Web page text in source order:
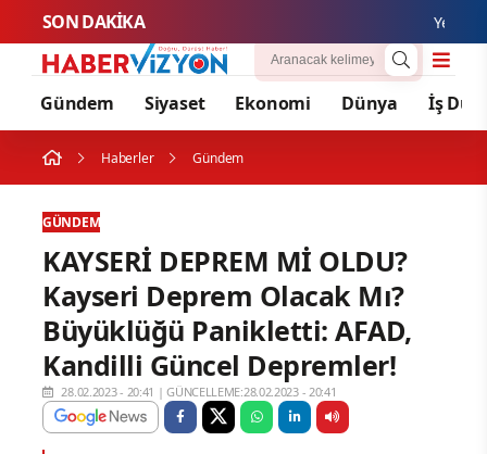
SON DAKİKA Yerköy-
Gündem Siyaset Ekonomi Dünya İş
Haberler Gündem
GÜNDEM
KAYSERİ DEPREM Mİ OLDU?
Kayseri Deprem Olacak Mı?
Büyüklüğü Panikletti: AFAD,
Kandilli Güncel Depremler!
28.02.2023 - 20:41 |GÜNCELLEME:28.02.2023 - 20:41